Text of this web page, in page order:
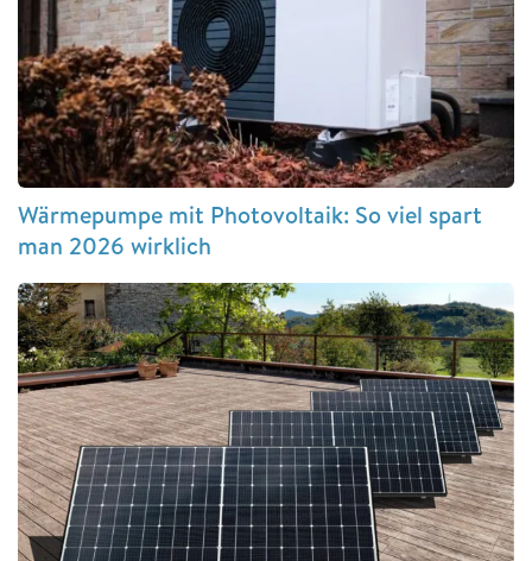
Wärmepumpe mit Photovoltaik: So viel spart
man 2026 wirklich